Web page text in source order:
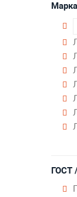
ГОСТ